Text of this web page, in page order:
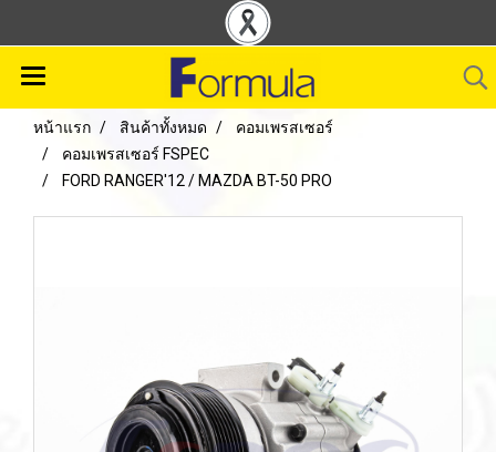
หน้าแรก สินค้าทั้งหมด
คอมเพรสเซอร์
คอมเพรสเซอร์ FSPEC
FORD RANGER'12 / MAZDA BT-50 PRO